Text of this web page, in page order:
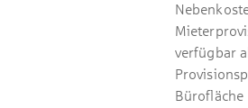
verfügbar
Bürofläche